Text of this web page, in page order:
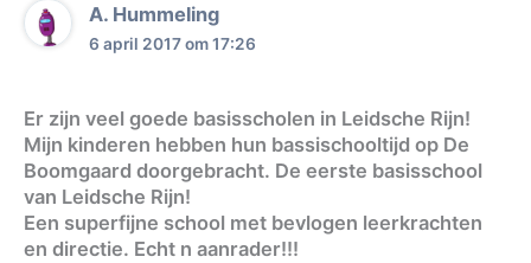
A. Hummeling
6 april 2017 om 17:26
Er zijn veel goede basisscholen in Leidsche Rijn!
Mijn kinderen hebben hun bassischooltijd op De
Boomgaard doorgebracht. De eerste basisschool
van Leidsche Rijn!
Een superfijne school met bevlogen leerkrachten
en directie. Echt n aanrader!!!